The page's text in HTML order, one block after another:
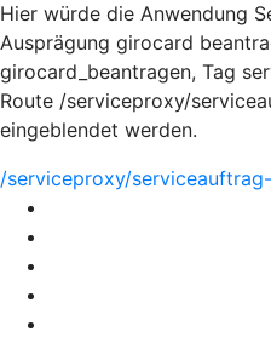
Hier würde die Anwendung
Ausprägung girocard
girocard_beantragen, Tag
Route /serviceproxy/
eingeblendet werden.
/serviceproxy/